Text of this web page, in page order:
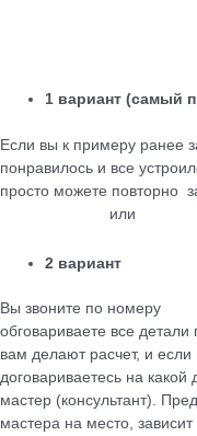
1 вариант (самый
Если вы к примеру ранее
понравилось и все
просто можете повторно
или
2 вариант
Вы звоните по номеру
обговариваете все
вам делают расчет, и
договариваетесь на
мастер (консультант).
мастера на место,